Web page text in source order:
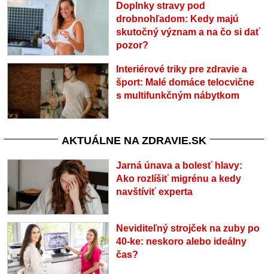
Doplnky stravy pod
drobnohľadom: Kedy majú
skutočný význam a na čo si dať
pozor?
Interiérové triky pre zdravie a
šport: Malé domáce telocvične
s multifunkčným nábytkom
AKTUÁLNE NA ZDRAVIE.SK
Jarná únava a bolesť hlavy:
Ako rozlíšiť migrénu a kedy
navštíviť experta
Neviditeľný strojček na zuby po
40-ke: neskoro alebo ideálny
čas?